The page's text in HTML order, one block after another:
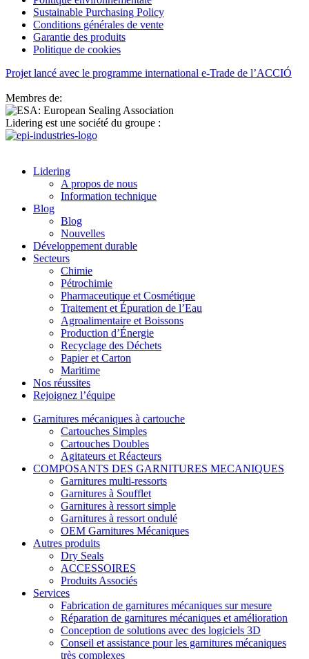
Sustainable Purchasing Policy
Conditions générales de vente
Garantie des produits
Politique de cookies
Projet lancé avec le programme international e-Trade de l’ACCIÓ
Membres de:
Lidering est une société du groupe :
Lidering
A propos de nous
Information technique
Blog
Blog
Nouvelles
Développement durable
Secteurs
Chimie
Pétrochimie
Pharmaceutique et Cosmétique
Traitement et Épuration de l’Eau
Agroalimentaire et Boissons
Production d’Énergie
Recyclage des Déchets
Papier et Carton
Maritime
Nos réussites
Rejoignez l’équipe
Garnitures mécaniques à cartouche
Cartouches Simples
Cartouches Doubles
Agitateurs et Réacteurs
COMPOSANTS DES GARNITURES MECANIQUES
Garnitures multi-ressorts
Garnitures à Soufflet
Garnitures à ressort simple
Garnitures à ressort ondulé
OEM Garnitures Mécaniques
Autres produits
Dry Seals
ACCESSOIRES
Produits Associés
Services
Fabrication de garnitures mécaniques sur mesure
Réparation de garnitures mécaniques et amélioration
Conception de solutions avec des logiciels 3D
Conseil et assistance pour les garnitures mécaniques
très complexes